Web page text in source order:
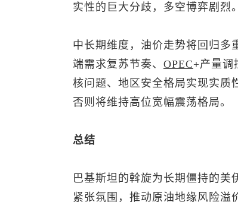
实性的巨大分歧，多空博弈剧烈。
中长期维度，油价走势将回归多
端需求复苏节奏、 OPEC+产量调
核问题、地区安全格局实现实质
否则将维持高位宽幅震荡格局。
总结
巴基斯坦的斡旋为长期僵持的
紧张氛围，推动原油地缘风险溢